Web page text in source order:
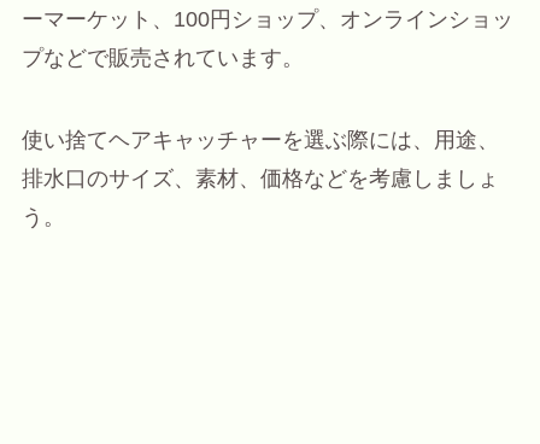
ーマーケット、100円ショップ、オンラインショッ
プなどで販売されています。
使い捨てヘアキャッチャーを選ぶ際には、用途、
排水口のサイズ、素材、価格などを考慮しましょ
う。